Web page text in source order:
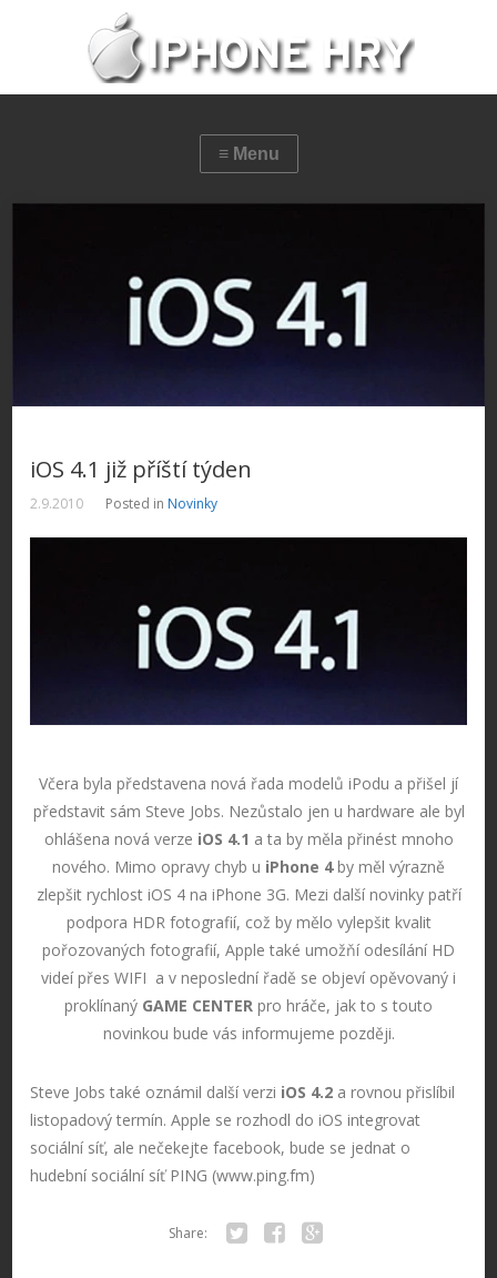
iOS 4.1 již příští týden
2.9.2010 Posted in Novinky
Včera byla představena nová řada modelů iPodu a přišel jí
představit sám Steve Jobs. Nezůstalo jen u hardware ale byl
ohlášena nová verze iOS 4.1 a ta by měla přinést mnoho
nového. Mimo opravy chyb u iPhone 4by měl výrazně
zlepšit rychlost iOS 4 na iPhone 3G. Mezi další novinky patří
podpora HDR fotografií, což by mělo vylepšit kvalit
pořozovaných fotografií, Apple také umožňí odesílání HD
videí přes WIFI a v neposlední řadě se objeví opěvovaný i
proklínaný GAME CENTER pro hráče, jak to s touto
novinkou bude vás informujeme později.
Steve Jobs také oznámil další verzi iOS 4.2 a rovnou přislíbil
listopadový termín. Apple se rozhodl do iOS integrovat
sociální síť, ale nečekejte facebook, bude se jednat o
hudební sociální síť PING (www.ping.fm)
Share: